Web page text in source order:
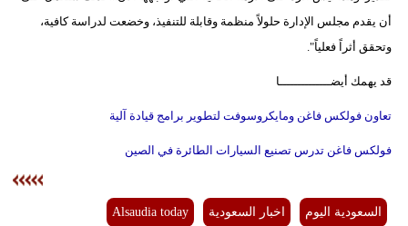
أن يقدم مجلس الإدارة حلولاً منظمة وقابلة للتنفيذ، وخضعت لدراسة كافية،
وتحقق أثراً فعلياً".
قد يهمك أيضــــــــــــــا
تعاون فولكس فاغن ومايكروسوفت لتطوير برامج قيادة آلية
فولكس فاغن تدرس تصنيع السيارات الطائرة في الصين
السعودية اليوم اخبار السعودية Alsaudia today